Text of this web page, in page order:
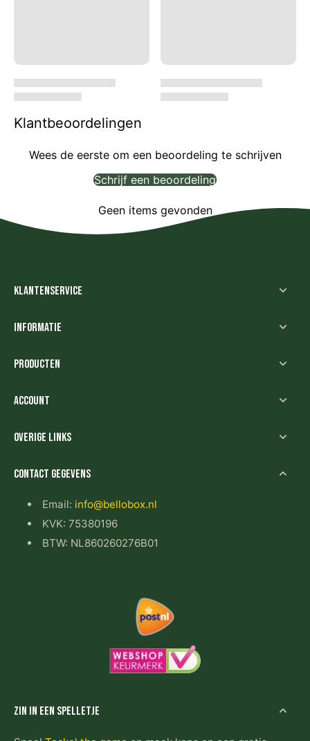
Klantbeoordelingen
Wees de eerste om een beoordeling te schrijven
Schrijf een beoordeling
Geen items gevonden
Klantenservice
Informatie
Producten
Account
Overige links
Contact gegevens
Email: info@bellobox.nl
KVK: 75380196
BTW: NL860260276B01
Zin in een spelletje